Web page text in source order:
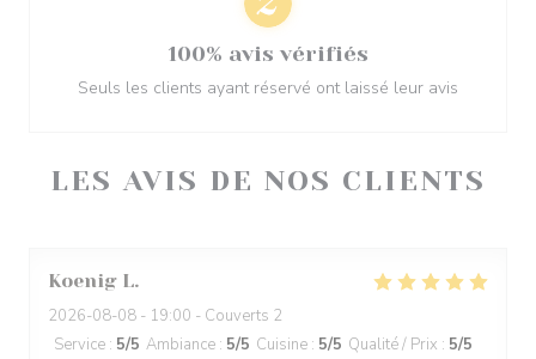
LES AVIS DE NOS CLIENTS
Koenig L
2026-08-08 - 19:00 - Couverts 2
Service : 5/5 Ambiance : 5/5 Cuisine : 5/5 Qualité / Prix : 5/5
100% avis vérifiés
Seuls les clients ayant réservé ont laissé leur avis